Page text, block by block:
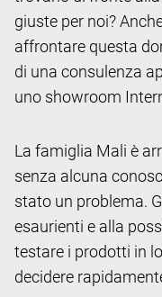
giuste per noi?
affrontare questa
di una consulenza
uno showroom
La famiglia Mali è
senza alcuna
stato un problema.
esaurienti e alla
testare i prodotti in
decidere